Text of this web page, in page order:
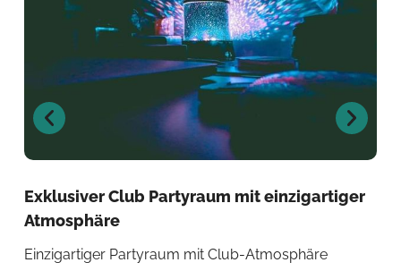
Exklusiver Club Partyraum mit einzigartiger
Atmosphäre
Einzigartiger Partyraum mit Club-Atmosphäre